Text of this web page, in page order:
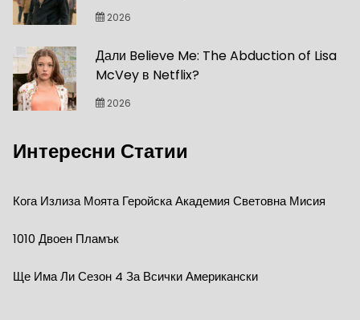
2026
Дали Believe Me: The Abduction of Lisa
McVey в Netflix?
2026
Интересни Статии
Кога Излиза Моята Геройска Академия Световна Мисия
1010 Двоен Пламък
Ще Има Ли Сезон 4 За Всички Американски